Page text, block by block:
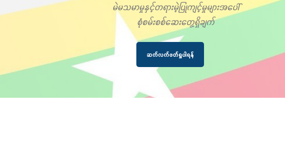
မဲမသမာမှုနှင့်တရားမဲ့ပြုကျင့်မှုများအပေါ်
စုံစမ်းစစ်ဆေးတွေ့ရှိချက်
ဆက်လက်ဖတ်ရှုပါရန်